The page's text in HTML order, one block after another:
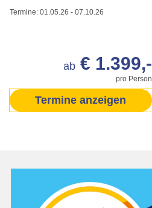
Termine: 01.05.26 - 07.10.26
pro Person
ab € 1.399,-
Termine anzeigen